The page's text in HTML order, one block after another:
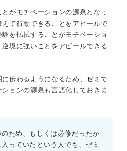
がモチベーションの源泉となっ
て行動できることをアピールで
を払拭することがモチベーショ
境に強いことをアピールできる
伝わるようになるため、ゼミで
ョンの源泉も言語化しておきま
ため、もしくは必修だったか
っていたという人でも、ゼミ